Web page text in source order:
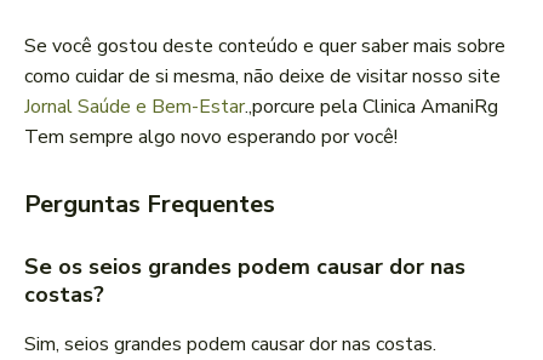
Se você gostou deste conteúdo e quer saber mais sobre
como cuidar de si mesma, não deixe de visitar nosso site
Jornal Saúde e Bem-Estar.,porcure pela Clinica AmaniRg
Tem sempre algo novo esperando por você!
Perguntas Frequentes
Se os seios grandes podem causar dor nas
costas?
Sim, seios grandes podem causar dor nas costas.